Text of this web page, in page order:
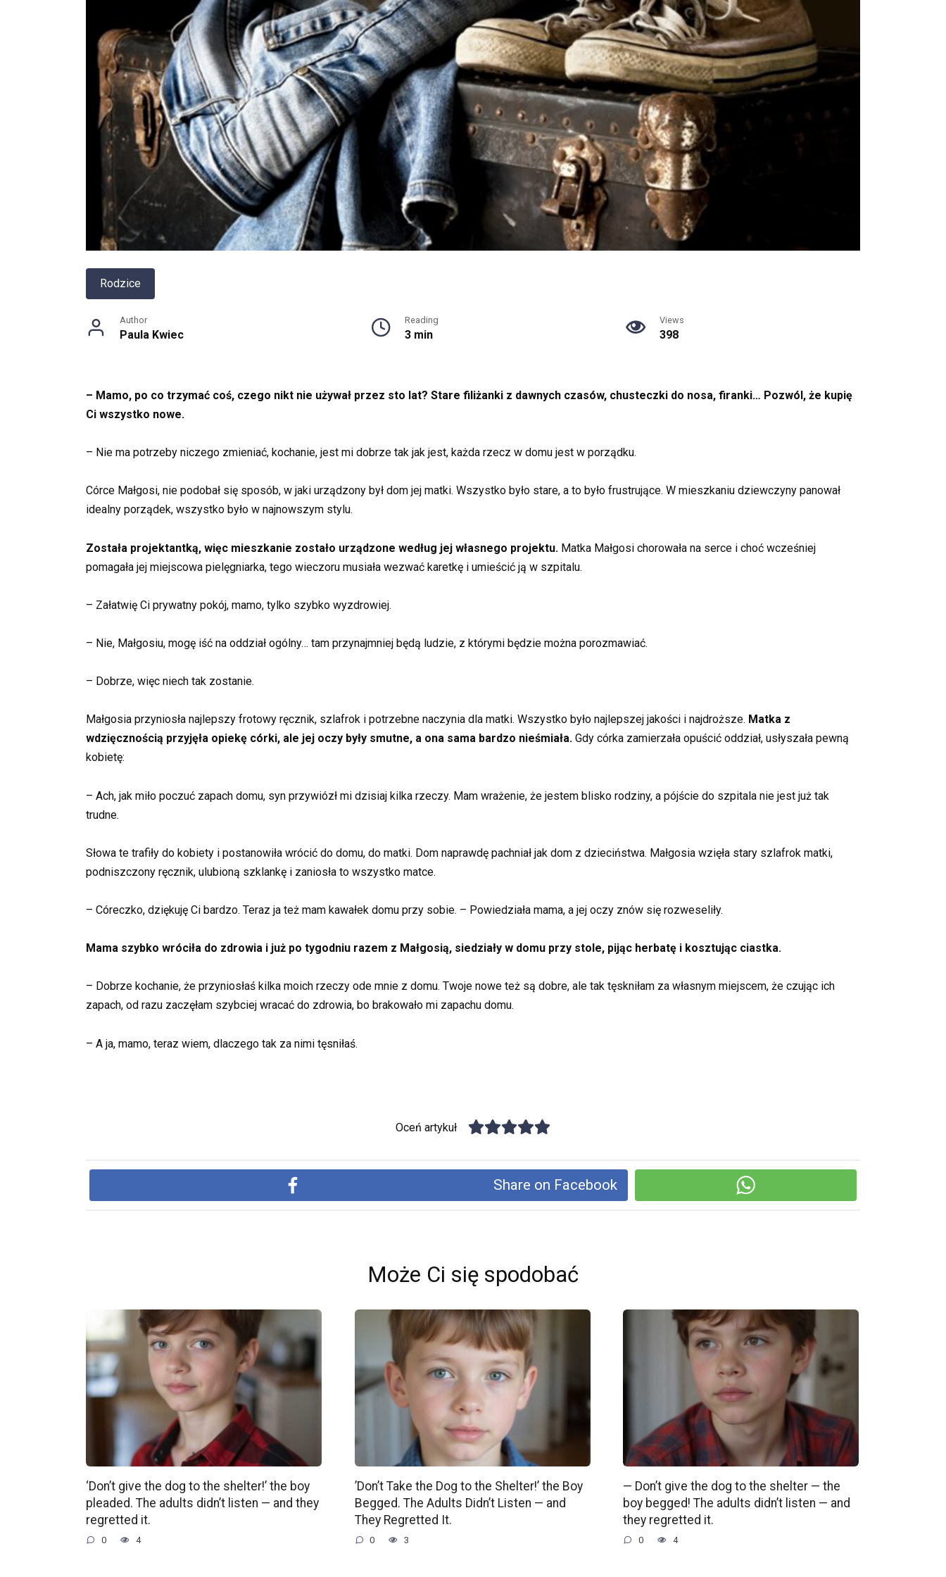
Rodzice
Author
Paula Kwiec
Reading
3 min
Views
398
– Mamo, po co trzymać coś, czego nikt nie używał przez sto lat? Stare filiżanki z dawnych czasów, chusteczki do nosa, firanki… Pozwól, że kupię
Ci wszystko nowe.
– Nie ma potrzeby niczego zmieniać, kochanie, jest mi dobrze tak jak jest, każda rzecz w domu jest w porządku.
Córce Małgosi, nie podobał się sposób, w jaki urządzony był dom jej matki. Wszystko było stare, a to było frustrujące. W mieszkaniu dziewczyny panował
idealny porządek, wszystko było w najnowszym stylu.
Została projektantką, więc mieszkanie zostało urządzone według jej własnego projektu. Matka Małgosi chorowała na serce i choć wcześniej
pomagała jej miejscowa pielęgniarka, tego wieczoru musiała wezwać karetkę i umieścić ją w szpitalu.
– Załatwię Ci prywatny pokój, mamo, tylko szybko wyzdrowiej.
– Nie, Małgosiu, mogę iść na oddział ogólny… tam przynajmniej będą ludzie, z którymi będzie można porozmawiać.
– Dobrze, więc niech tak zostanie.
Małgosia przyniosła najlepszy frotowy ręcznik, szlafrok i potrzebne naczynia dla matki. Wszystko było najlepszej jakości i najdroższe. Matka z
wdzięcznością przyjęła opiekę córki, ale jej oczy były smutne, a ona sama bardzo nieśmiała. Gdy córka zamierzała opuścić oddział, usłyszała pewną
kobietę:
– Ach, jak miło poczuć zapach domu, syn przywiózł mi dzisiaj kilka rzeczy. Mam wrażenie, że jestem blisko rodziny, a pójście do szpitala nie jest już tak
trudne.
Słowa te trafiły do kobiety i postanowiła wrócić do domu, do matki. Dom naprawdę pachniał jak dom z dzieciństwa. Małgosia wzięła stary szlafrok matki,
podniszczony ręcznik, ulubioną szklankę i zaniosła to wszystko matce.
– Córeczko, dziękuję Ci bardzo. Teraz ja też mam kawałek domu przy sobie. – Powiedziała mama, a jej oczy znów się rozweseliły.
Mama szybko wróciła do zdrowia i już po tygodniu razem z Małgosią, siedziały w domu przy stole, pijąc herbatę i kosztując ciastka.
– Dobrze kochanie, że przyniosłaś kilka moich rzeczy ode mnie z domu. Twoje nowe też są dobre, ale tak tęskniłam za własnym miejscem, że czując ich
zapach, od razu zaczęłam szybciej wracać do zdrowia, bo brakowało mi zapachu domu.
– A ja, mamo, teraz wiem, dlaczego tak za nimi tęsniłaś.
Oceń artykuł
Share on Facebook
Może Ci się spodobać
‘Don’t give the dog to the shelter!’ the boy
pleaded. The adults didn’t listen — and they
regretted it.
0 4
’Don’t Take the Dog to the Shelter!’ the Boy
Begged. The Adults Didn’t Listen — and
They Regretted It.
0 3
— Don’t give the dog to the shelter — the
boy begged! The adults didn’t listen — and
they regretted it.
0 4